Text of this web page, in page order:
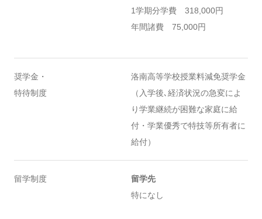
1学期分学費 318,000円
年間諸費 75,000円
奨学金・
特待制度
洛南高等学校授業料減免奨学金
（入学後､経済状況の急変によ
り学業継続が困難な家庭に給
付・学業優秀で特技等所有者に
給付）
留学制度
留学先
特になし